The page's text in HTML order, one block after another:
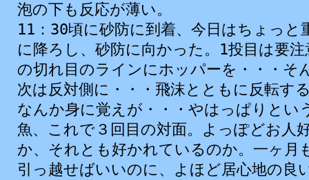
泡の下も反応が薄い。
11：30頃に砂防に到着、 今日 はちょっと
に 降ろし、 砂防に向かった。1投目 は要注
の切れ目のラインにホッパーを・・・そ
次は 反対側に・・・飛沫とともに反転す
なんか身に覚えが・・・やはっぱりとい
魚、これで３回目の対面。よっぽどお人
か、それとも好かれているのか。一ヶ月
引っ越せばいいのに、よほど居心地の良